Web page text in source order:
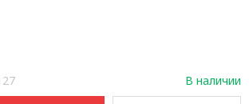
В наличии